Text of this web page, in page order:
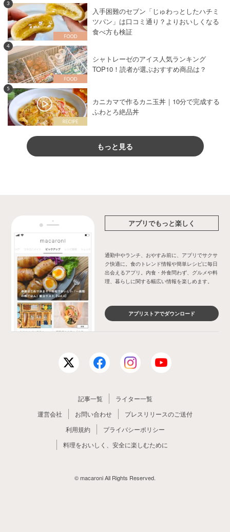
3
入手困難のセブン「じゅわっとしたハチミ
ツパン」は口コミ通り？よりおいしくなる
食べ方も検証
4
シャトレーゼのアイス人気ランキング
TOP10！読者が選ぶおすすめ商品は？
5
カニカマで作るカニ玉丼｜10分で完成する
ふわとろ絶品丼
もっと見る
アプリでもっと楽しく
通勤中やランチ、おやすみ前に、アプリでサクサ
ク快適に。食のトレンド情報や簡単レシピに毎日
出会えるアプリ。内食・外食問わず、グルメや料
理、暮らしに関する幅広い情報を楽しめます。
アプリストアでダウンロード
記事一覧
ライター一覧
運営会社
お問い合わせ
プレスリリースのご送付
利用規約
プライバシーポリシー
料理をおいしく、安全に楽しむために
© macaroni All Rights Reserved.